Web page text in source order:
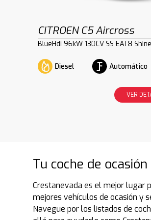
CITROEN C5 Aircross
BlueHdi 96kW 130CV SS EAT8 Shine
Diesel Automático
VER
Tu coche de
Crestanevada es el mejor lugar
mejores vehículos de ocasión y
Navegue por los listados de